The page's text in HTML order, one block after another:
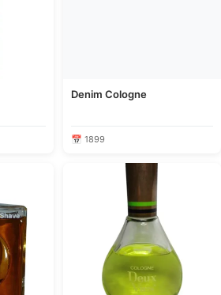
Denim Cologne
📅 1899